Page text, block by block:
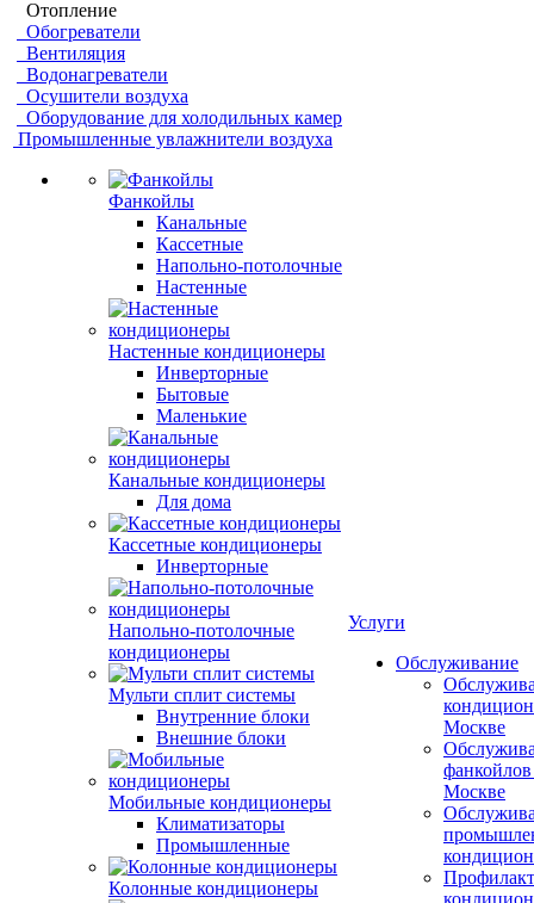
Отопление
Обогреватели
Вентиляция
Водонагреватели
Осушители воздуха
Оборудование для холодильных камер
Промышленные увлажнители воздуха
Фанкойлы
Канальные
Кассетные
Напольно-потолочные
Настенные
Настенные кондиционеры
Инверторные
Бытовые
Маленькие
Канальные кондиционеры
Для дома
Кассетные кондиционеры
Инверторные
Напольно-потолочные
кондиционеры
Мульти сплит системы
Внутренние блоки
Внешние блоки
Мобильные кондиционеры
Климатизаторы
Промышленные
Колонные кондиционеры
Услуги
Обслуживание
Москве
Москве